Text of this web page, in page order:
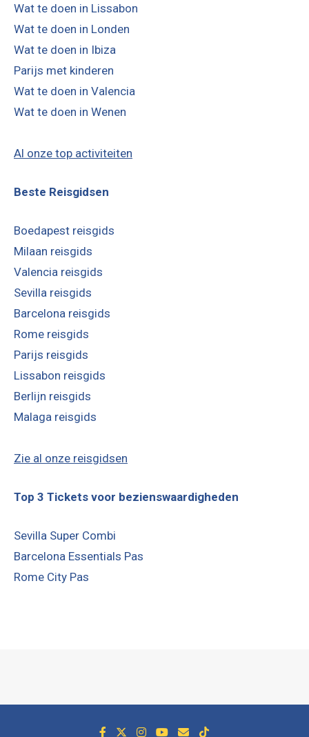
Wat te doen in Lissabon
Wat te doen in Londen
Wat te doen in Ibiza
Parijs met kinderen
Wat te doen in Valencia
Wat te doen in Wenen
Al onze top activiteiten
Beste Reisgidsen
Boedapest reisgids
Milaan reisgids
Valencia reisgids
Sevilla reisgids
Barcelona reisgids
Rome reisgids
Parijs reisgids
Lissabon reisgids
Berlijn reisgids
Malaga reisgids
Zie al onze reisgidsen
Top 3 Tickets voor bezienswaardigheden
Sevilla Super Combi
Barcelona Essentials Pas
Rome City Pas